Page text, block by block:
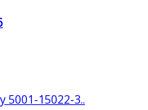
5001-15022-3..